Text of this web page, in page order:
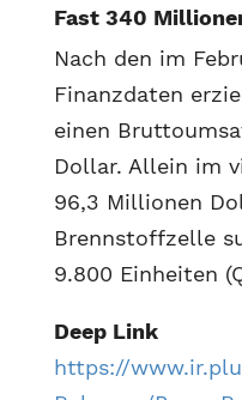
Fast 340
Nach den im
Finanzdaten
einen
Dollar. Allein im
96,3 Millionen
Brennstoffzelle
9.800 Einheiten
Deep Link
https://